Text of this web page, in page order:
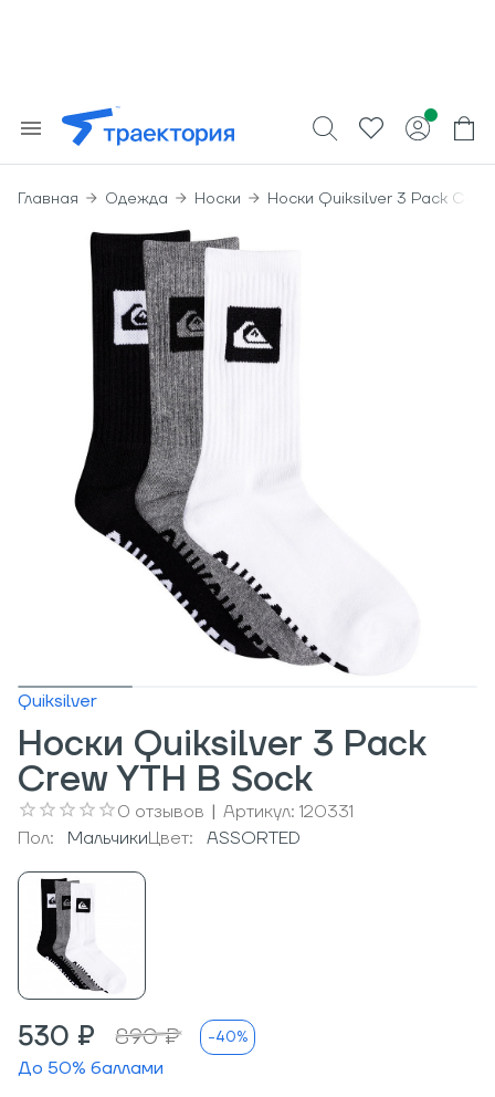
Главная Одежда Носки Носки Quiksilver 3 Pack
Quiksilver
Носки Quiksilver 3 Pack
Crew YTH B Sock
0 отзывов | Артикул: 120331
Пол:
МальчикиЦвет: ASSORTED
530 ₽ 890 ₽ -40%
До 50% баллами